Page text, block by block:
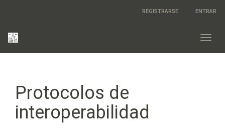
contenido
la
principal
Contenido
principal
Barra
REGISTRARSE ENTRAR
Protocolos de
interoperabilidad